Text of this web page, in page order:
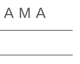
de navegación